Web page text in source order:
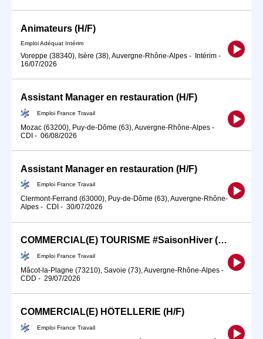
Animateurs (H/F)
Emploi Adéquat Intérim
Voreppe (38340), Isère (38), Auvergne-Rhône-Alpes - Intérim -
16/07/2026
Assistant Manager en restauration (H/F)
Emploi France Travail
Mozac (63200), Puy-de-Dôme (63), Auvergne-Rhône-Alpes -
CDI - 06/08/2026
Assistant Manager en restauration (H/F)
Emploi France Travail
Clermont-Ferrand (63000), Puy-de-Dôme (63), Auvergne-Rhône-
Alpes - CDI - 30/07/2026
COMMERCIAL(E) TOURISME #SaisonHiver (H/F)
Emploi France Travail
Mâcot-la-Plagne (73210), Savoie (73), Auvergne-Rhône-Alpes -
CDD - 29/07/2026
COMMERCIAL(E) HÔTELLERIE (H/F)
Emploi France Travail